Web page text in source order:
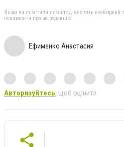
Якщо ви помітили помилку, виділіть необхідний
повідомити про це редакцію
Ефименко Анастасия
Авторизуйтесь, щоб оцінити